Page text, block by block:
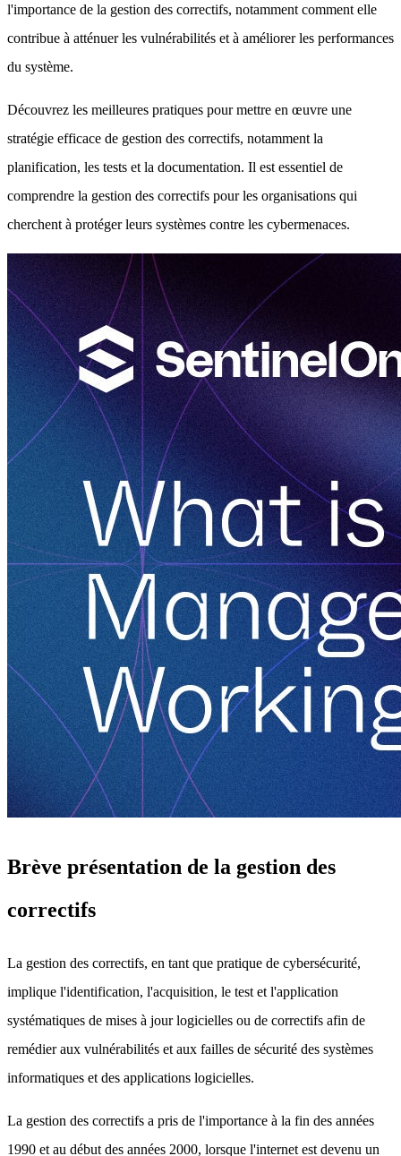
l'importance de la gestion des correctifs, notamment comment elle
contribue à atténuer les vulnérabilités et à améliorer les performances
du système.
Découvrez les meilleures pratiques pour mettre en œuvre une
stratégie efficace de gestion des correctifs, notamment la
planification, les tests et la documentation. Il est essentiel de
comprendre la gestion des correctifs pour les organisations qui
cherchent à protéger leurs systèmes contre les cybermenaces.
Brève présentation de la gestion des
correctifs
La gestion des correctifs, en tant que pratique de cybersécurité,
implique l'identification, l'acquisition, le test et l'application
systématiques de mises à jour logicielles ou de correctifs afin de
remédier aux vulnérabilités et aux failles de sécurité des systèmes
informatiques et des applications logicielles.
La gestion des correctifs a pris de l'importance à la fin des années
1990 et au début des années 2000, lorsque l'internet est devenu un